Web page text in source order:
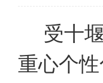
受十
重心个